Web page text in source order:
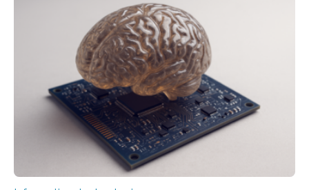
der MindPort GmbH eine neuartige, KI-gestützte
Lösung zur Erzeugung von Emotionen für realistische
Avatare. Gen-AIvatar entwickelt innovative und
kosteneffiziente Methoden, um lebensechte Avatare zu
erstellen. „Besonders wichtig ist uns eine ganzheitliche
Animation, bei der Stimme, Körperbewegung, Gestik
und Mimik im Einklang sind…